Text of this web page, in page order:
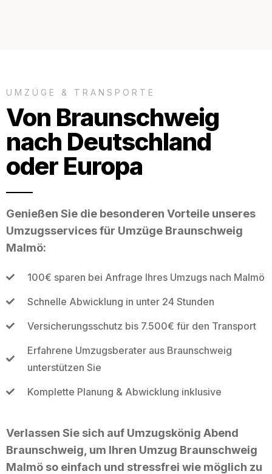
UMZÜGE & TRANSPORTE
Von Braunschweig
nach Deutschland
oder Europa
Genießen Sie die besonderen Vorteile unseres
Umzugsservices für Umzüge Braunschweig
Malmö:
100€ sparen bei Anfrage Ihres Umzugs nach Malmö
Schnelle Abwicklung in unter 24 Stunden
Versicherungsschutz bis 7.500€ für den Transport
Erfahrene Umzugsberater aus Braunschweig
unterstützen Sie
Komplette Planung & Abwicklung inklusive
Verlassen Sie sich auf Umzugskönig Abend
Braunschweig, um Ihren Umzug Braunschweig
Malmö so einfach und stressfrei wie möglich zu